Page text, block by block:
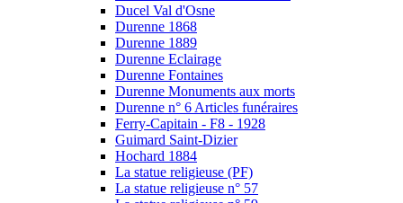
Ducel Val d'Osne
Durenne 1868
Durenne 1889
Durenne Eclairage
Durenne Fontaines
Durenne Monuments aux morts
Durenne n° 6 Articles funéraires
Ferry-Capitain - F8 - 1928
Guimard Saint-Dizier
Hochard 1884
La statue religieuse (PF)
La statue religieuse n° 57